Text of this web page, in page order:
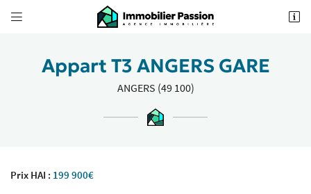
 
62 Boulevard Foch
02 41 18 18 70
Appart T3 ANGERS GARE
ANGERS (49 100)
Prix HAI : 199 900€